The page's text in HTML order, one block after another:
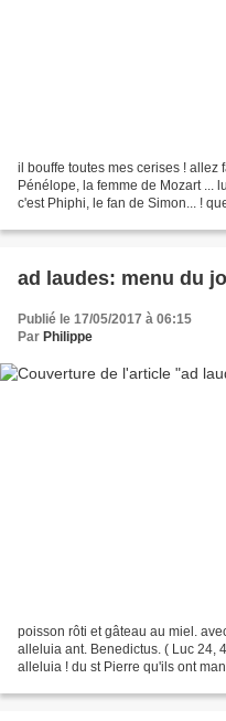
il bouffe toutes mes cerises ! allez
Pénélope, la femme de Mozart ...
c'est Phiphi, le fan de Simon... !
ad laudes: menu du
Publié le 17/05/2017 à 06:15
Par Philippe
poisson rôti et gâteau au miel.
alleluia ant. Benedictus. ( Luc 24,
alleluia ! du st Pierre qu'ils ont